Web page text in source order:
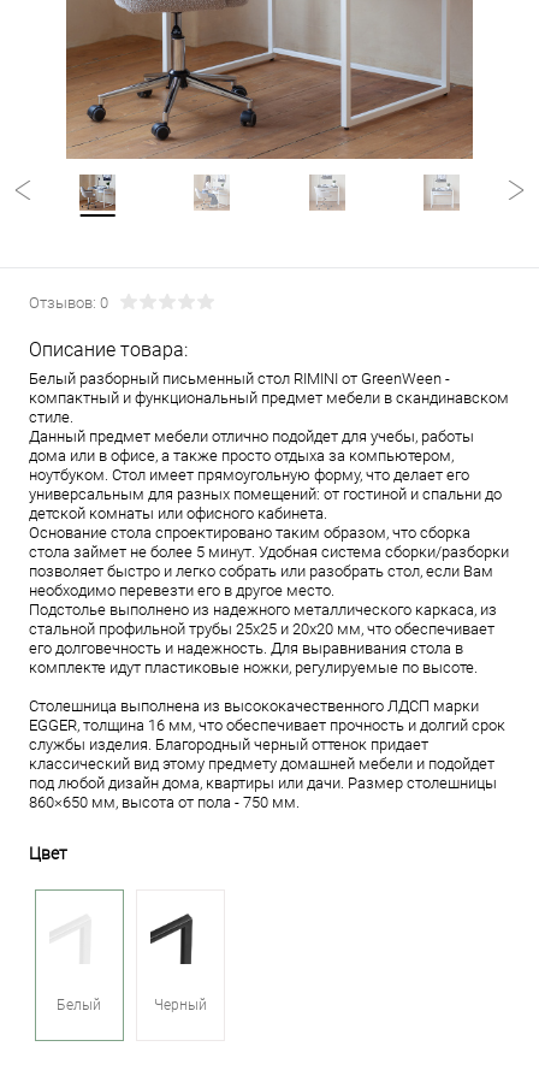
Отзывов: 0
Описание товара:
Белый разборный письменный стол RIMINI от GreenWeen -
компактный и функциональный предмет мебели в скандинавском
стиле.
Данный предмет мебели отлично подойдет для учебы, работы
дома или в офисе, а также просто отдыха за компьютером,
ноутбуком. Стол имеет прямоугольную форму, что делает его
универсальным для разных помещений: от гостиной и спальни до
детской комнаты или офисного кабинета.
Основание стола спроектировано таким образом, что сборка
стола займет не более 5 минут. Удобная система сборки/разборки
позволяет быстро и легко собрать или разобрать стол, если Вам
необходимо перевезти его в другое место.
Подстолье выполнено из надежного металлического каркаса, из
стальной профильной трубы 25х25 и 20х20 мм, что обеспечивает
его долговечность и надежность. Для выравнивания стола в
комплекте идут пластиковые ножки, регулируемые по высоте.
Столешница выполнена из высококачественного ЛДСП марки
EGGER, толщина 16 мм, что обеспечивает прочность и долгий срок
службы изделия. Благородный черный оттенок придает
классический вид этому предмету домашней мебели и подойдет
под любой дизайн дома, квартиры или дачи. Размер столешницы
860×650 мм, высота от пола - 750 мм.
Цвет
Белый Черный